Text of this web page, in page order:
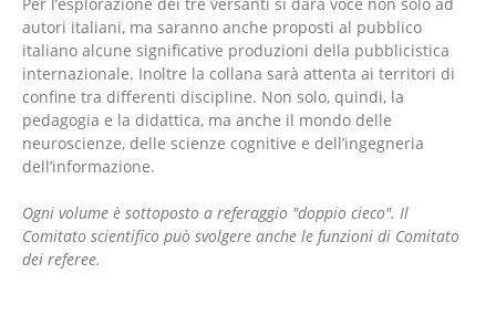
autori italiani, ma saranno anche proposti al pubblico
italiano alcune significative produzioni della pubblicistica
internazionale. Inoltre la collana sarà attenta ai territori di
confine tra differenti discipline. Non solo, quindi, la
pedagogia e la didattica, ma anche il mondo delle
neuroscienze, delle scienze cognitive e dell’ingegneria
dell’informazione.
Ogni volume è sottoposto a referaggio "doppio cieco". Il
Comitato scientifico può svolgere anche le funzioni di Comitato
dei referee.